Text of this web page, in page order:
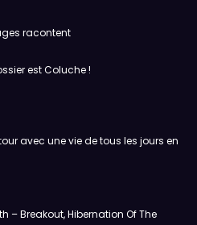
racontent
est Coluche !